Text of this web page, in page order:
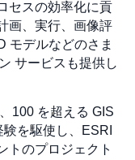
セスの効率化に貢
画、実行、画像評
モデルなどのさま
サービスも提供し
100 を超える GIS
を駆使し、ESRI
トのプロジェクト